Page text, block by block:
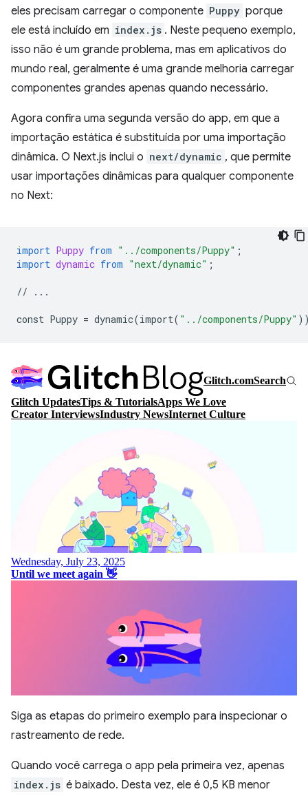
eles precisam carregar o componente Puppy porque
ele está incluído em index.js . Neste pequeno exemplo,
isso não é um grande problema, mas em aplicativos do
mundo real, geralmente é uma grande melhoria carregar
componentes grandes apenas quando necessário.
Agora confira uma segunda versão do app, em que a
importação estática é substituída por uma importação
dinâmica. O Next.js inclui o next/dynamic , que permite
usar importações dinâmicas para qualquer componente
no Next:
import Puppy from "../components/Puppy" ;
import dynamic from "next/dynamic" ;
// ...
const Puppy = dynamic(import( "../components/Puppy"
Siga as etapas do primeiro exemplo para inspecionar o
rastreamento de rede.
Quando você carrega o app pela primeira vez, apenas
index.js é baixado. Desta vez, ele é 0,5 KB menor